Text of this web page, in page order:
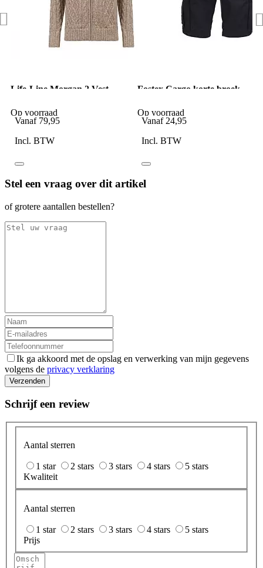
Life-Line Morgan 2 Vest
Op voorraad
Vanaf 79,95
Incl. BTW
Fostex Cargo korte broek
Op voorraad
Vanaf 24,95
Incl. BTW
Stel een vraag over dit artikel
of grotere aantallen bestellen?
Ik ga akkoord met de opslag en verwerking van mijn gegevens
volgens de privacy verklaring
Verzenden
Schrijf een review
Aantal sterren
1 star 2 stars 3 stars 4 stars
5 stars
Kwaliteit
Aantal sterren
1 star 2 stars 3 stars 4 stars
5 stars
Prijs